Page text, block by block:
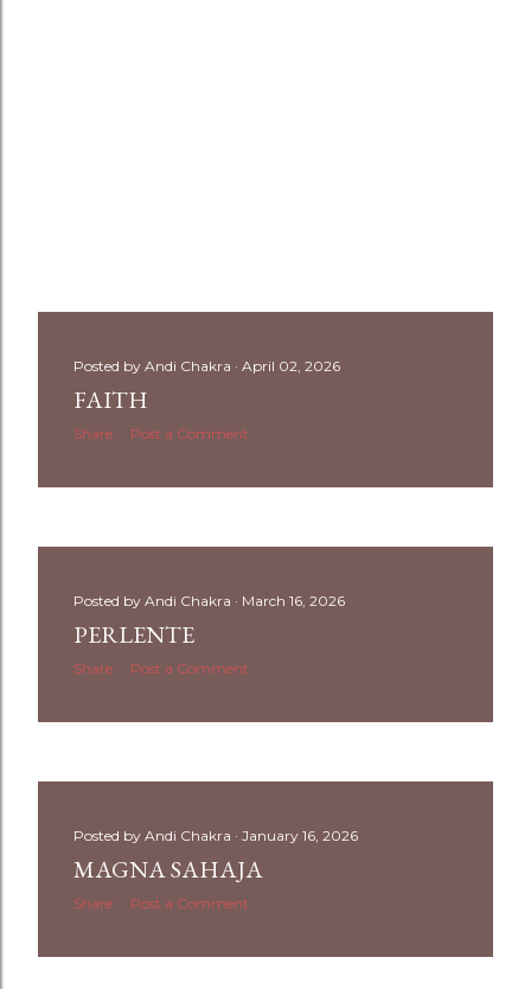
Posted by Andi Chakra April 02, 2026
FAITH
Share Post a Comment
Posted by Andi Chakra March 16, 2026
PERLENTE
Share Post a Comment
Posted by Andi Chakra January 16, 2026
MAGNA SAHAJA
Share Post a Comment